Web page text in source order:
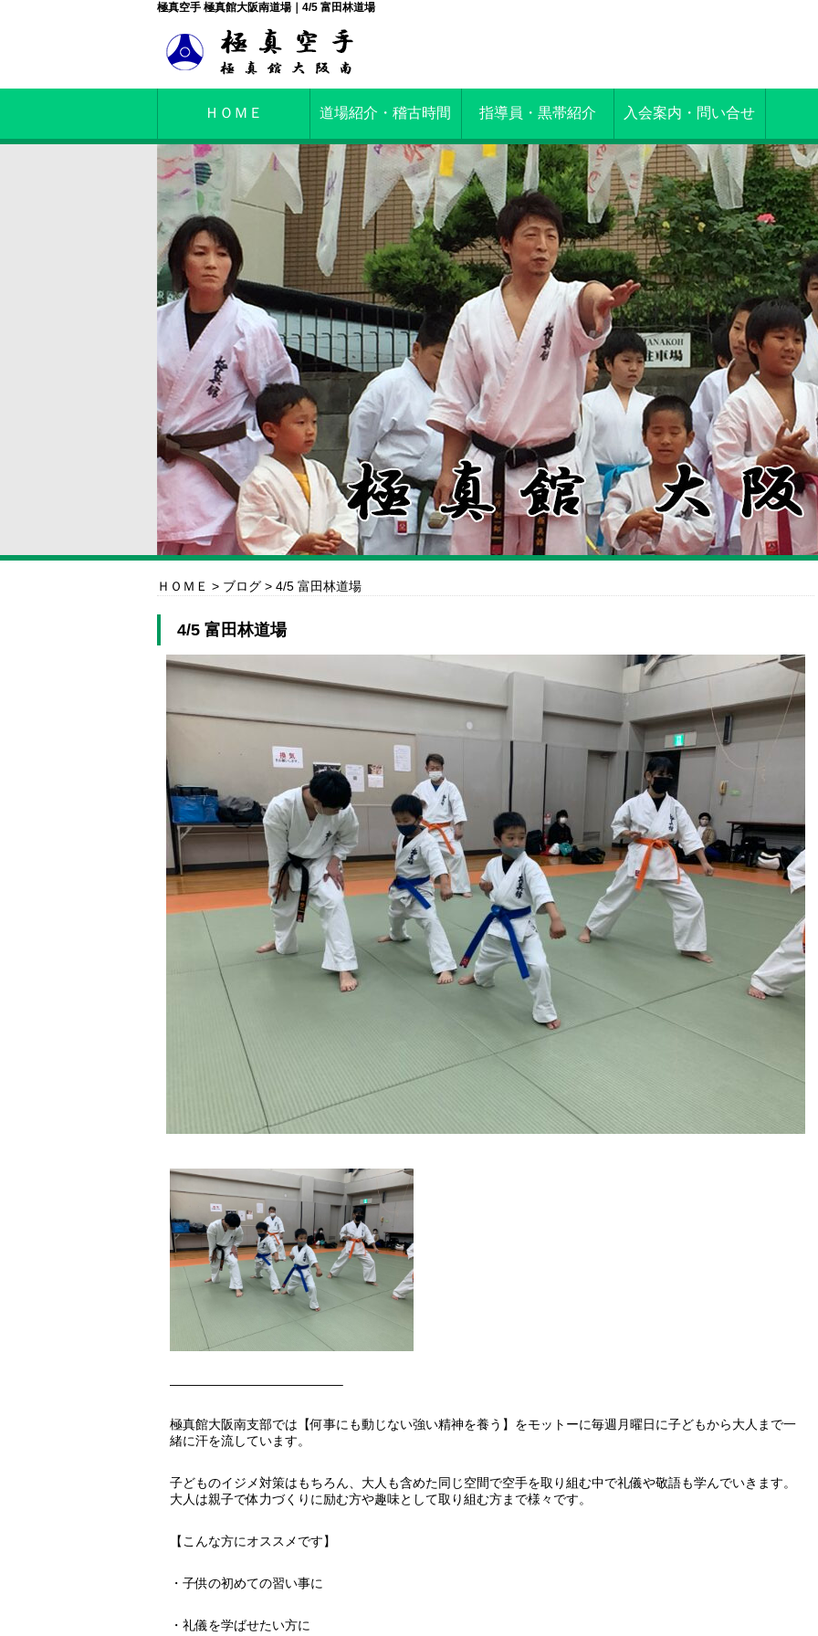
極真空手 極真館大阪南道場｜4/5 富田林道場
ＨＯＭＥ 道場紹介・稽古時間 指導員・黒帯紹介 入会案内・問い合せ
ＨＯＭＥ > ブログ > 4/5 富田林道場
4/5 富田林道場
—————————————–
極真館大阪南支部では【何事にも動じない強い精神を養う】をモットーに毎週月曜日に子どもから大人まで一
緒に汗を流しています。
子どものイジメ対策はもちろん、大人も含めた同じ空間で空手を取り組む中で礼儀や敬語も学んでいきます。
大人は親子で体力づくりに励む方や趣味として取り組む方まで様々です。
【こんな方にオススメです】
・子供の初めての習い事に
・礼儀を学ばせたい方に